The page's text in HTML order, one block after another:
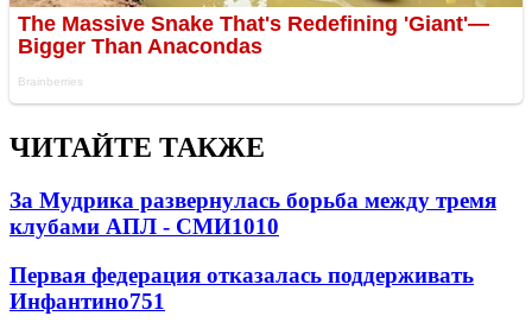
ЧИТАЙТЕ ТАКЖЕ
За Мудрика развернулась борьба между тремя
клубами АПЛ - СМИ1010
Первая федерация отказалась поддерживать
Инфантино751